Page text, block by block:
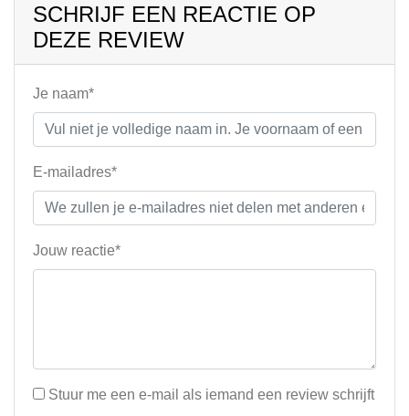
SCHRIJF EEN REACTIE OP
DEZE REVIEW
Je naam*
E-mailadres*
Jouw reactie*
Stuur me een e-mail als iemand een review schrijft